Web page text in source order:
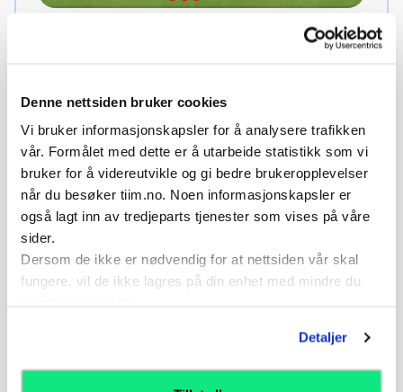
Denne nettsiden bruker cookies
Vi bruker informasjonskapsler for å analysere trafikken
vår. Formålet med dette er å utarbeide statistikk som vi
bruker for å videreutvikle og gi bedre brukeropplevelser
når du besøker tiim.no. Noen informasjonskapsler er
også lagt inn av tredjeparts tjenester som vises på våre
sider.
Dersom de ikke er nødvendig for at nettsiden vår skal
fungere, vil de ikke lagres på din enhet med mindre du
Detaljer
Type
Situasjonsøvelse (Spille med og mot)
Alder
10-12 år
8-9 år
Vis målsetninger, læringsmomenter og